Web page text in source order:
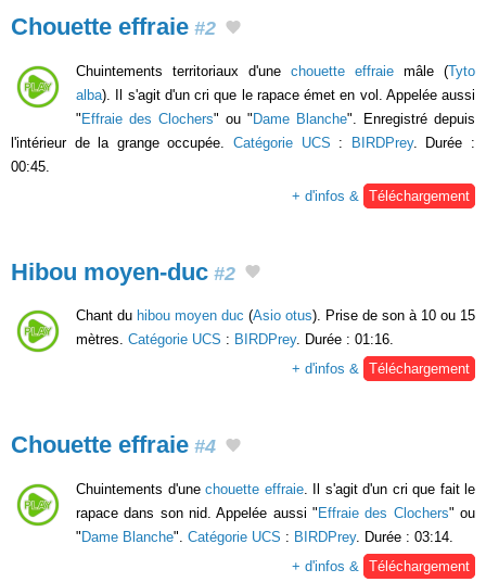
Chouette effraie #2
Chuintements territoriaux d'une chouette effraie mâle (Tyto
alba). Il s'agit d'un cri que le rapace émet en vol. Appelée aussi
"Effraie des Clochers" ou "Dame Blanche". Enregistré depuis
l'intérieur de la grange occupée. Catégorie UCS : BIRDPrey. Durée :
00:45.
+ d'infos &
Téléchargement
Hibou moyen-duc #2
Chant du hibou moyen duc (Asio otus). Prise de son à 10 ou 15
mètres. Catégorie UCS : BIRDPrey. Durée : 01:16.
+ d'infos & Téléchargement
Chouette effraie #4
Chuintements d'une chouette effraie. Il s'agit d'un cri que fait le
rapace dans son nid. Appelée aussi " Effraie des Clochers" ou
" Dame Blanche". Catégorie UCS : BIRDPrey. Durée : 03:14.
+ d'infos &
Téléchargement